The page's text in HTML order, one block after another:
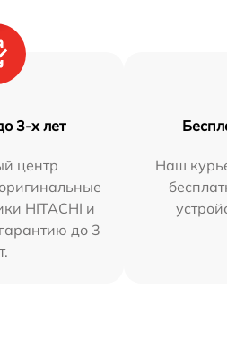
3-х лет
центр
HITACHI и
до 3
Наш